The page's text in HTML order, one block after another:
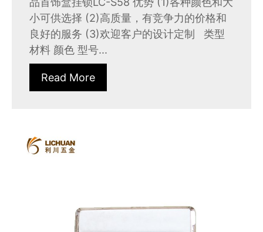
小可供选择 (2)高质量，有竞争力的价格和
良好的服务 (3)欢迎客户的设计定制 类型
材料 颜色 型号...
Read More